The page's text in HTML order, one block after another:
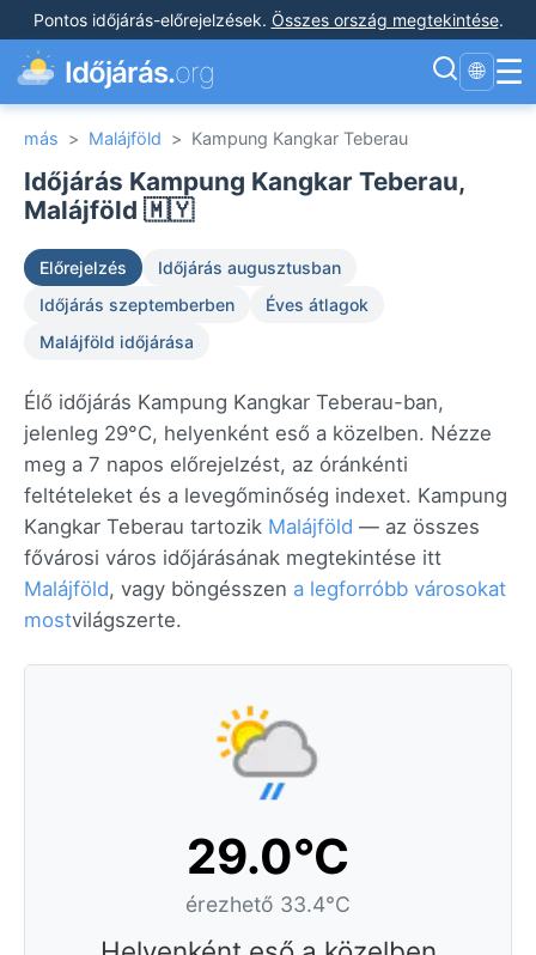
Pontos időjárás-előrejelzések. Összes ország megtekintése.
Időjárás.org 🌐 ☰
más > Malájföld > Kampung Kangkar Teberau
Időjárás Kampung Kangkar Teberau,
Malájföld 🇲🇾
Előrejelzés
Időjárás augusztusban
Időjárás szeptemberben
Éves átlagok
Malájföld időjárása
Élő időjárás Kampung Kangkar Teberau-ban,
jelenleg 29°C, helyenként eső a közelben. Nézze
meg a 7 napos előrejelzést, az óránkénti
feltételeket és a levegőminőség indexet. Kampung
Kangkar Teberau tartozik Malájföld — az összes
fővárosi város időjárásának megtekintése itt
Malájföld, vagy böngésszen a legforróbb városokat
mostvilágszerte.
29.0°C
érezhető 33.4°C